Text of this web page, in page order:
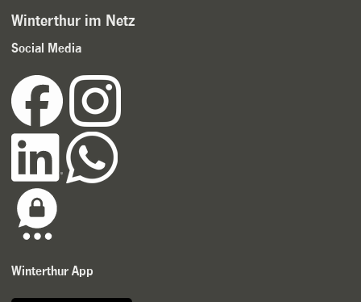
Winterthur im Netz
Social Media
Winterthur App